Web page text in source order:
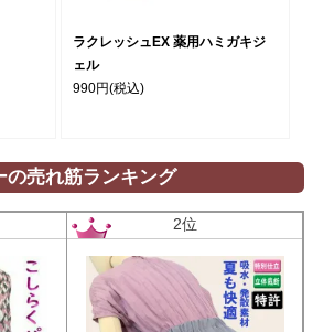
ラクレッシュEX 薬用ハミガキジ
ェル
990円(税込)
の売れ筋ランキング
2位